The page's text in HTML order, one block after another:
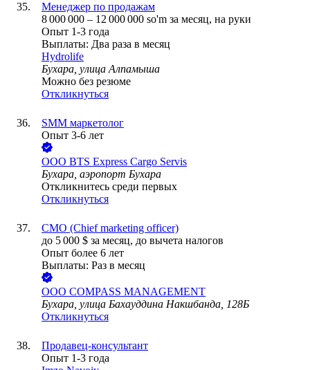
Менеджер по продажам
8 000 000 – 12 000 000 so'm за месяц, на руки
Опыт 1-3 года
Выплаты: Два раза в месяц
Hydrolife
Бухара, улица Алпамыша
Можно без резюме
Откликнуться
SMM маркетолог
Опыт 3-6 лет
ООО BTS Express Cargo Servis
Бухара, аэропорт Бухара
Откликнитесь среди первых
Откликнуться
CMO (Chief marketing officer)
до 5 000 $ за месяц, до вычета налогов
Опыт более 6 лет
Выплаты: Раз в месяц
ООО СOMPASS MANAGEMENT
Бухара, улица Бахауддина Накшбанда, 128Б
Откликнуться
Продавец-консультант
Опыт 1-3 года